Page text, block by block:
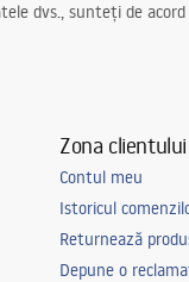
dvs., sunteți de
Zona clientului
Contul meu
Istoricul
Returnează
Depune o